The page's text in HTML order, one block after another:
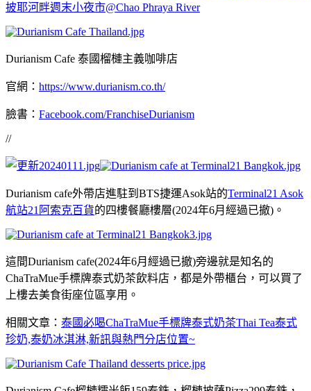
披耶河畔週末小夜市@Chao Phraya River
Durianism Cafe 泰國榴槤主義咖啡店
官網： https://www.durianism.co.th/
臉書： Facebook.com/FranchiseDurianism
//
Durianism cafe外帶店進駐到BTS捷運Asok站的Terminal21 Asok
航站21阿索克百貨的四樓餐廳樓層(2024年6月經過已撤)。
這間Durianism cafe(2024年6月經過已撤)旁邊就是知名的
ChaTraMue手標牌泰式奶茶飲料店，都是外帶櫃台，可以買了
上樓去美食街座位區享用。
相關文章： 泰國必喝ChaTraMue手標牌泰式奶茶Thai Tea泰式
珍奶,泰奶冰淇淋,新訊與熱門分店位置~